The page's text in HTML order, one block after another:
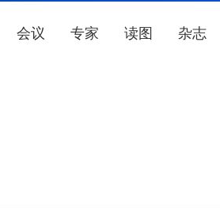
会议 专家 读图 杂志